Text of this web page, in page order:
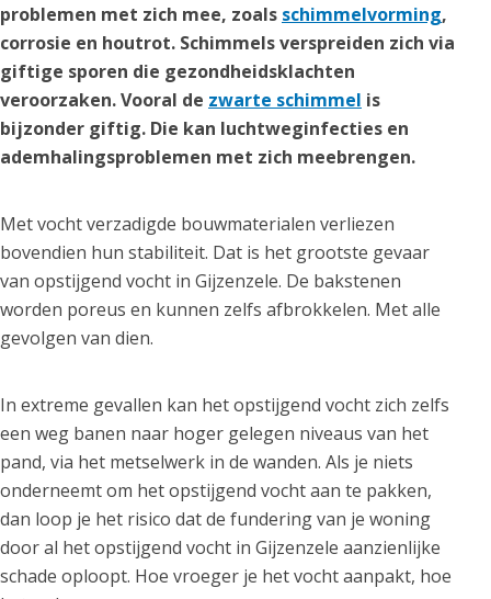
problemen met zich mee, zoals schimmelvorming,
corrosie en houtrot. Schimmels verspreiden zich via
giftige sporen die gezondheidsklachten
veroorzaken. Vooral de zwarte schimmel is
bijzonder giftig. Die kan luchtweginfecties en
ademhalingsproblemen met zich meebrengen.
Met vocht verzadigde bouwmaterialen verliezen
bovendien hun stabiliteit. Dat is het grootste gevaar
van opstijgend vocht in Gijzenzele. De bakstenen
worden poreus en kunnen zelfs afbrokkelen. Met alle
gevolgen van dien.
In extreme gevallen kan het opstijgend vocht zich zelfs
een weg banen naar hoger gelegen niveaus van het
pand, via het metselwerk in de wanden. Als je niets
onderneemt om het opstijgend vocht aan te pakken,
dan loop je het risico dat de fundering van je woning
door al het opstijgend vocht in Gijzenzele aanzienlijke
schade oploopt. Hoe vroeger je het vocht aanpakt, hoe